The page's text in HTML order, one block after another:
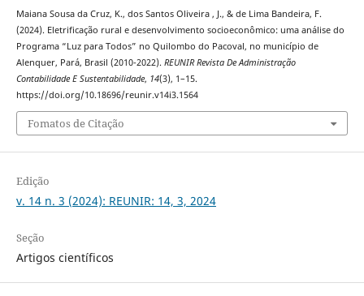
Maiana Sousa da Cruz, K., dos Santos Oliveira , J., & de Lima Bandeira, F.
(2024). Eletrificação rural e desenvolvimento socioeconômico: uma análise do
Programa “Luz para Todos” no Quilombo do Pacoval, no município de
Alenquer, Pará, Brasil (2010-2022). REUNIR Revista De Administração
Contabilidade E Sustentabilidade, 14(3), 1–15.
https://doi.org/10.18696/reunir.v14i3.1564
Fomatos de Citação
Edição
v. 14 n. 3 (2024): REUNIR: 14, 3, 2024
Seção
Artigos científicos